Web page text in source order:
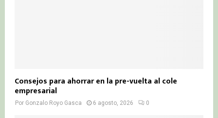
Consejos para ahorrar en la pre-vuelta al cole
empresarial
Por Gonzalo Royo Gasca 6 agosto, 2026 0